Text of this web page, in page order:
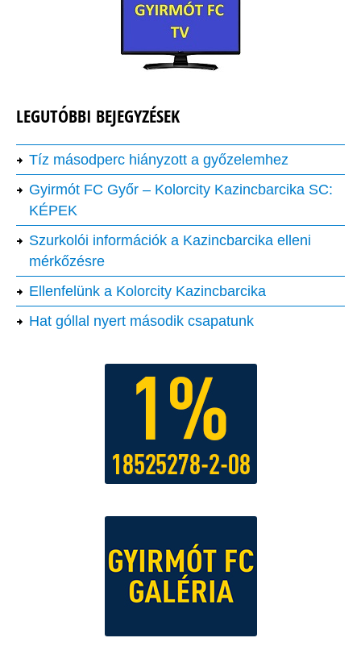
LEGUTÓBBI BEJEGYZÉSEK
Tíz másodperc hiányzott a győzelemhez
Gyirmót FC Győr – Kolorcity Kazincbarcika SC:
KÉPEK
Szurkolói információk a Kazincbarcika elleni
mérkőzésre
Ellenfelünk a Kolorcity Kazincbarcika
Hat góllal nyert második csapatunk